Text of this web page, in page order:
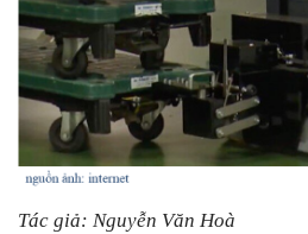
Tác giả: Nguyễn Văn Hoà